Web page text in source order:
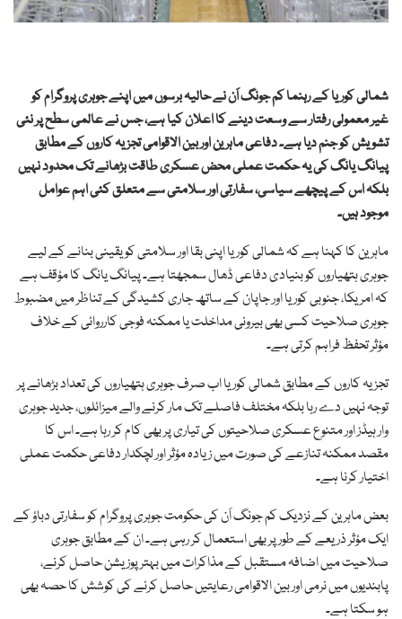
شمالی کوریا کے رہنما کم جونگ اَن نے حالیہ برسوں میں اپنے جوہری پروگرام کو
غیر معمولی رفتار سے وسعت دینے کا اعلان کیا ہے، جس نے عالمی سطح پر نئی
تشویش کو جنم دیا ہے۔ دفاعی ماہرین اور بین الاقوامی تجزیہ کاروں کے مطابق
پیانگ یانگ کی یہ حکمت عملی محض عسکری طاقت بڑھانے تک محدود نہیں
بلکہ اس کے پیچھے سیاسی، سفارتی اور سلامتی سے متعلق کئی اہم عوامل
موجود ہیں۔
ماہرین کا کہنا ہے کہ شمالی کوریا اپنی بقا اور سلامتی کو یقینی بنانے کے لیے
جوہری ہتھیاروں کو بنیادی دفاعی ڈھال سمجھتا ہے۔ پیانگ یانگ کا مؤقف ہے
کہ امریکا، جنوبی کوریا اور جاپان کے ساتھ جاری کشیدگی کے تناظر میں مضبوط
جوہری صلاحیت کسی بھی بیرونی مداخلت یا ممکنہ فوجی کارروائی کے خلاف
مؤثر تحفظ فراہم کرتی ہے۔
تجزیہ کاروں کے مطابق شمالی کوریا اب صرف جوہری ہتھیاروں کی تعداد بڑھانے پر
توجہ نہیں دے رہا بلکہ مختلف فاصلے تک مار کرنے والے میزائلوں، جدید جوہری
وار ہیڈز اور متنوع عسکری صلاحیتوں کی تیاری پر بھی کام کر رہا ہے۔ اس کا
مقصد ممکنہ تنازعے کی صورت میں زیادہ مؤثر اور لچکدار دفاعی حکمت عملی
اختیار کرنا ہے۔
بعض ماہرین کے نزدیک کم جونگ اَن کی حکومت جوہری پروگرام کو سفارتی دباؤ کے
ایک مؤثر ذریعے کے طور پر بھی استعمال کر رہی ہے۔ ان کے مطابق جوہری
صلاحیت میں اضافہ مستقبل کے مذاکرات میں بہتر پوزیشن حاصل کرنے،
پابندیوں میں نرمی اور بین الاقوامی رعایتیں حاصل کرنے کی کوشش کا حصہ بھی
ہو سکتا ہے۔